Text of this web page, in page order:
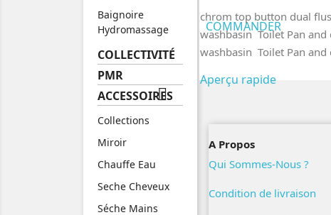
Baignoire
Hydromassage
COLLECTIVITÉ
PMR
ACCESSOIRES

Collections
Miroir
Chauffe Eau
Seche Cheveux
Séche Mains
chrom top button dual
washbasin Toilet Pan and
washbasin Toilet Pan and
COMMANDER
Aperçu rapide
A Propos
Qui Sommes-Nous ?
Condition de livraison